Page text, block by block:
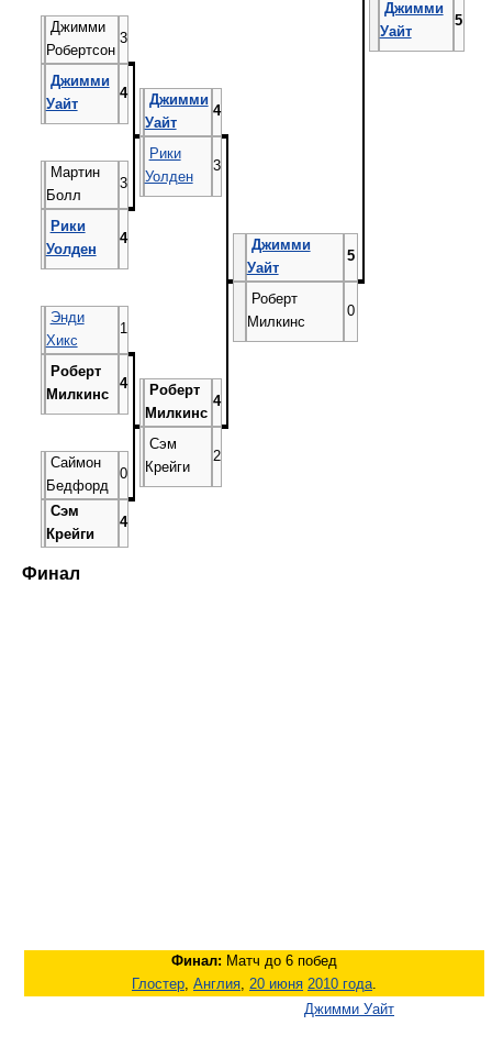
Джимми
Уайт
5
Джимми
Робертсон
3
Джимми
Уайт
4
Джимми
Уайт
4
Рики
Уолден
3
Мартин
Болл
3
Рики
Уолден
4
Джимми
Уайт
5
Роберт
Милкинс
0
Энди
Хикс
1
Роберт
Милкинс
4
Роберт
Милкинс
4
Сэм
Крейги
2
Саймон
Бедфорд
0
Сэм
Крейги
4
Финал
Финал: Матч до 6 побед
Глостер Англия 20 июня 2010 года
Джимми Уайт